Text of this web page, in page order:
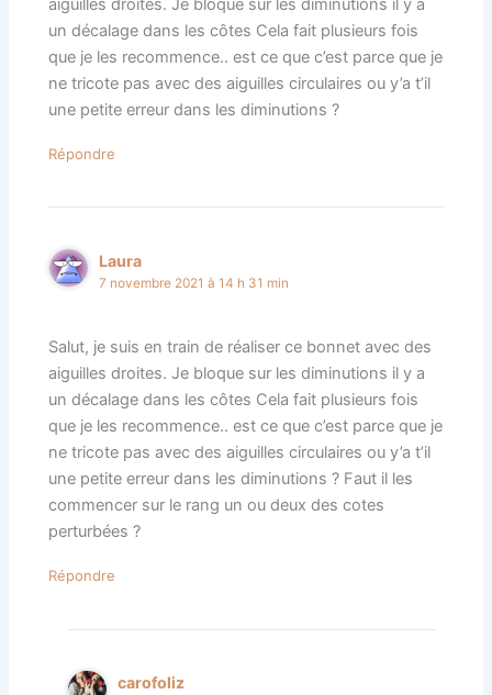
aiguilles droites. Je bloque sur les diminutions il y a
un décalage dans les côtes Cela fait plusieurs fois
que je les recommence.. est ce que c’est parce que je
ne tricote pas avec des aiguilles circulaires ou y’a t’il
une petite erreur dans les diminutions ?
Répondre
Laura
7 novembre 2021 à 14 h 31 min
Salut, je suis en train de réaliser ce bonnet avec des
aiguilles droites. Je bloque sur les diminutions il y a
un décalage dans les côtes Cela fait plusieurs fois
que je les recommence.. est ce que c’est parce que je
ne tricote pas avec des aiguilles circulaires ou y’a t’il
une petite erreur dans les diminutions ? Faut il les
commencer sur le rang un ou deux des cotes
perturbées ?
Répondre
carofoliz